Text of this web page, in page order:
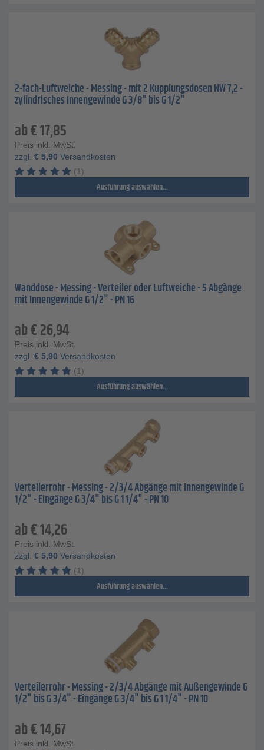
2-fach-Luftweiche - Messing - mit 2 Kupplungsdosen NW 7,2 -
zylindrisches Innengewinde G 3/8" bis G 1/2"
ab€17,85
Preis inkl. MwSt.
zzgl. € 5,90 Versandkosten
(1)
Ausführung auswählen...
Wanddose - Messing - Verteiler oder Luftweiche - 5 Abgänge
mit Innengewinde G 1/2" - PN 16
ab€26,94
Preis inkl. MwSt.
zzgl. € 5,90 Versandkosten
(1)
Ausführung auswählen...
Verteilerrohr - Messing - 2/3/4 Abgänge mit Innengewinde G
1/2" - Eingänge G 3/4" bis G 1 1/4" - PN 10
ab€14,26
Preis inkl. MwSt.
zzgl. € 5,90 Versandkosten
(1)
Ausführung auswählen...
Verteilerrohr - Messing - 2/3/4 Abgänge mit Außengewinde G
1/2" bis G 3/4" - Eingänge G 3/4" bis G 1 1/4" - PN 10
ab€14,67
Preis inkl. MwSt.